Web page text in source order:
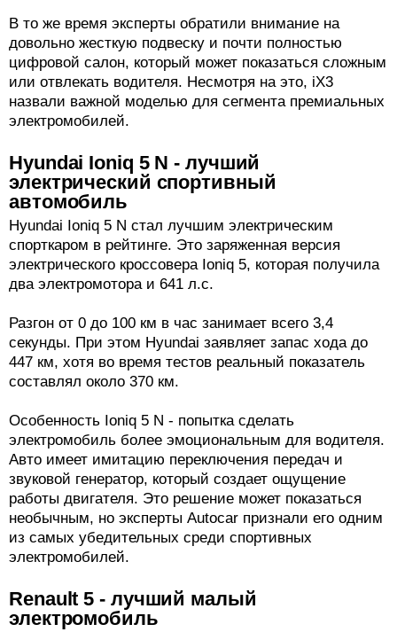
В то же время эксперты обратили внимание на
довольно жесткую подвеску и почти полностью
цифровой салон, который может показаться сложным
или отвлекать водителя. Несмотря на это, iX3
назвали важной моделью для сегмента премиальных
электромобилей.
Hyundai Ioniq 5 N - лучший
электрический спортивный
автомобиль
Hyundai Ioniq 5 N стал лучшим электрическим
спорткаром в рейтинге. Это заряженная версия
электрического кроссовера Ioniq 5, которая получила
два электромотора и 641 л.с.
Разгон от 0 до 100 км в час занимает всего 3,4
секунды. При этом Hyundai заявляет запас хода до
447 км, хотя во время тестов реальный показатель
составлял около 370 км.
Особенность Ioniq 5 N - попытка сделать
электромобиль более эмоциональным для водителя.
Авто имеет имитацию переключения передач и
звуковой генератор, который создает ощущение
работы двигателя. Это решение может показаться
необычным, но эксперты Autocar признали его одним
из самых убедительных среди спортивных
электромобилей.
Renault 5 - лучший малый
электромобиль